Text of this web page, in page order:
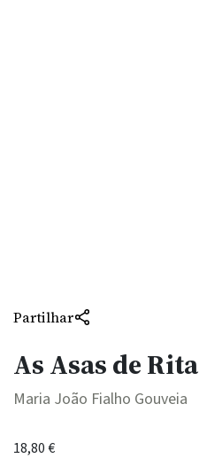
Partilhar
As Asas de Rita
Maria João Fialho Gouveia
18,80€